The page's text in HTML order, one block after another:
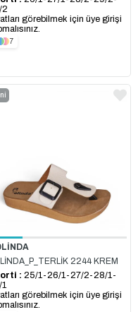
2
görebilmek için üye girişi
7
2244 KREM
: 25/1-26/1-27/2-28/1-
görebilmek için üye girişi